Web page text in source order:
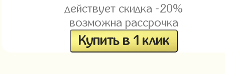
действует скидка -20%
возможна рассрочка
Купить в 1 клик